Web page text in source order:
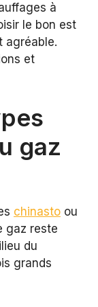
à
le bon est
agréable.
et
gaz
chinasto ou
gaz reste
du
grands